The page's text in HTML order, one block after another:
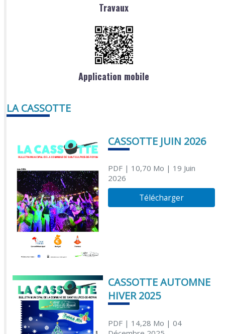
Travaux
Application mobile
LA CASSOTTE
CASSOTTE JUIN 2026
PDF| 10,70 Mo | 19 Juin
2026
Télécharger
CASSOTTE AUTOMNE
HIVER 2025
PDF| 14,28 Mo | 04